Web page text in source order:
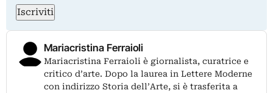
Iscriviti
Mariacristina Ferraioli
Mariacristina Ferraioli è giornalista, curatrice e
critico d’arte. Dopo la laurea in Lettere Moderne
con indirizzo Storia dell’Arte, si è trasferita a